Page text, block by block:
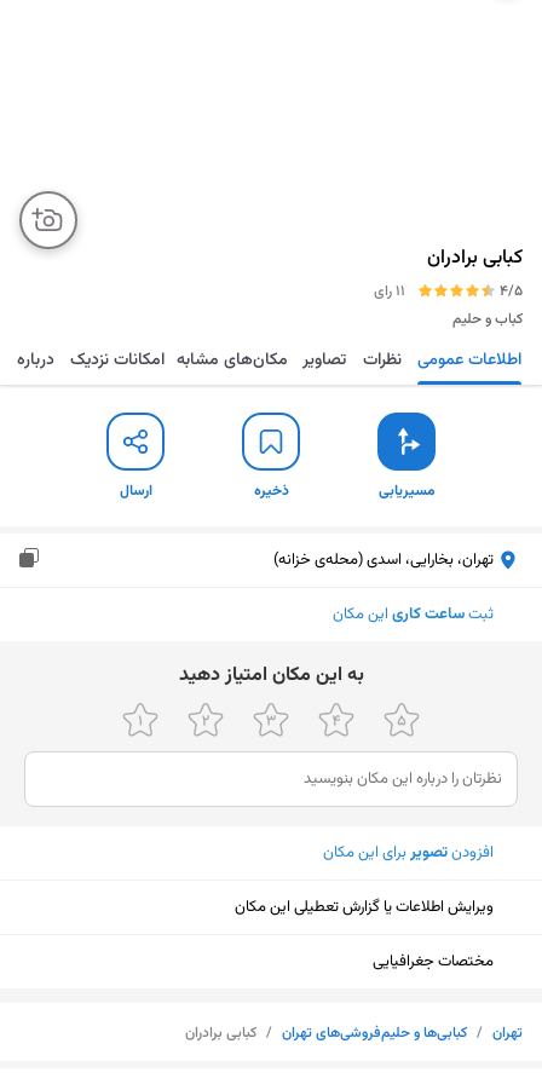
کبابی برادران
4/5
11 رای
کباب و حلیم
مسیریابی ذخیره ارسال اطلاعات عمومی نظرات تصاویر مکان‌های مشابه امکانات نزدیک درباره
مسیریابی ذخیره ارسال
تهران، بخارایی، اسدی (محله‌ی خزانه)
ثبتساعت کاری این مکان
ﺑﻪ اﯾﻦ ﻣﮑﺎن اﻣﺘﯿﺎز دﻫﯿﺪ
افزودنتصویربرای این مکان
ویرایش اطلاعات یا گزارش تعطیلی این مکان
مختصات جغرافیایی
تهران / کبابی‌ها و حلیم‌فروشی‌های تهران / کبابی برادران